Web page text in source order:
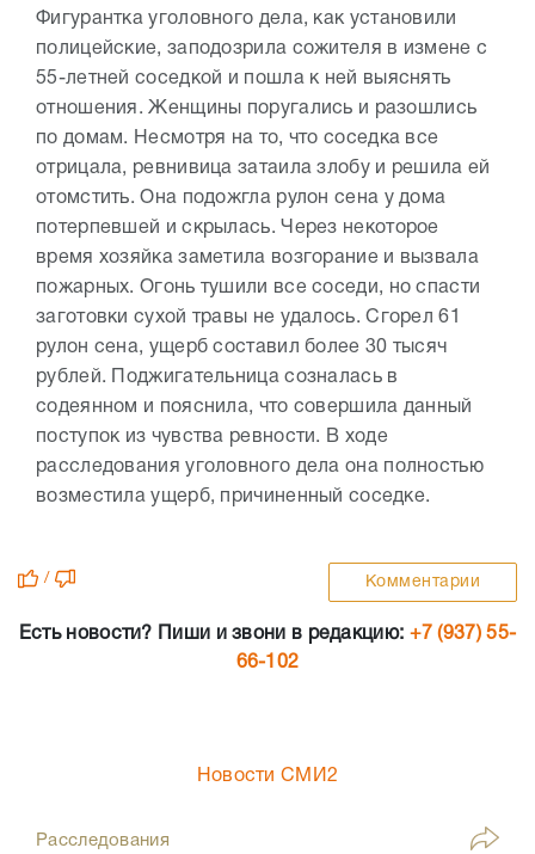
Фигурантка уголовного дела, как установили
полицейские, заподозрила сожителя в измене с
55-летней соседкой и пошла к ней выяснять
отношения. Женщины поругались и разошлись
по домам. Несмотря на то, что соседка все
отрицала, ревнивица затаила злобу и решила ей
отомстить. Она подожгла рулон сена у дома
потерпевшей и скрылась. Через некоторое
время хозяйка заметила возгорание и вызвала
пожарных. Огонь тушили все соседи, но спасти
заготовки сухой травы не удалось. Сгорел 61
рулон сена, ущерб составил более 30 тысяч
рублей. Поджигательница созналась в
содеянном и пояснила, что совершила данный
поступок из чувства ревности. В ходе
расследования уголовного дела она полностью
возместила ущерб, причиненный соседке.
/ Комментарии
Есть новости? Пиши и звони в редакцию: +7 (937) 55-
66-102
Новости СМИ2
Расследования